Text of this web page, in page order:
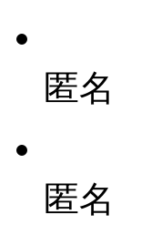
匿名
匿名